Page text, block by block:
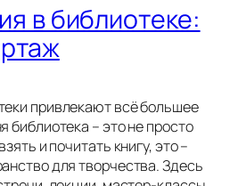
в библиотеке:
привлекают всё большее
библиотека – это не просто
и почитать книгу, это –
для творчества. Здесь